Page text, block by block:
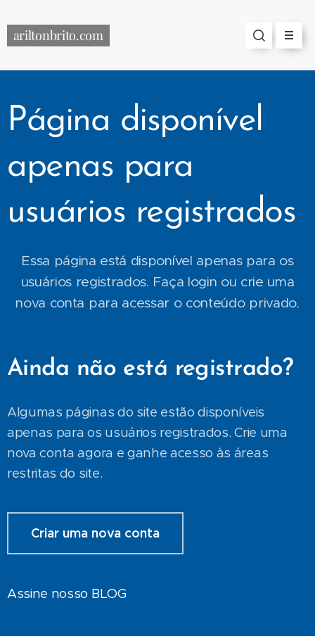
ariltonbrito.com
Página disponível
apenas para
usuários registrados
Essa página está disponível apenas para os
usuários registrados. Faça login ou crie uma
nova conta para acessar o conteúdo privado.
Ainda não está registrado?
Algumas páginas do site estão disponíveis
apenas para os usuários registrados. Crie uma
nova conta agora e ganhe acesso às áreas
restritas do site.
Criar uma nova conta
Assine nosso BLOG